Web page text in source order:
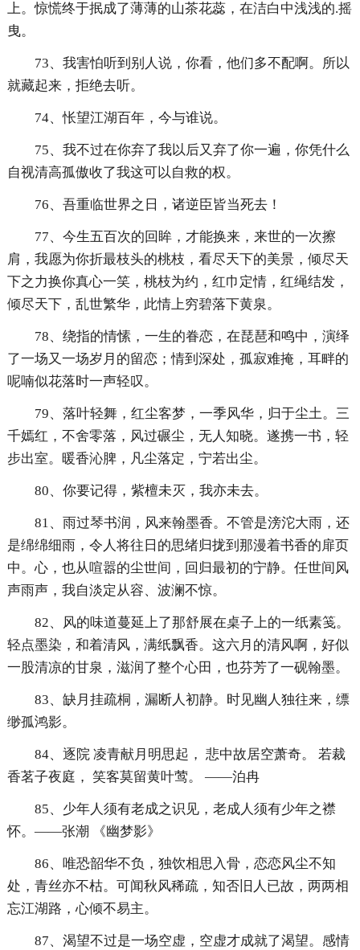
上。惊慌终于抿成了薄薄的山茶花蕊，在洁白中浅浅的.摇
曳。
73、我害怕听到别人说，你看，他们多不配啊。所以
就藏起来，拒绝去听。
74、怅望江湖百年，今与谁说。
75、我不过在你弃了我以后又弃了你一遍，你凭什么
自视清高孤傲收了我这可以自救的权。
76、吾重临世界之日，诸逆臣皆当死去！
77、今生五百次的回眸，才能换来，来世的一次擦
肩，我愿为你折最枝头的桃枝，看尽天下的美景，倾尽天
下之力换你真心一笑，桃枝为约，红巾定情，红绳结发，
倾尽天下，乱世繁华，此情上穷碧落下黄泉。
78、绕指的情愫，一生的眷恋，在琵琶和鸣中，演绎
了一场又一场岁月的留恋；情到深处，孤寂难掩，耳畔的
呢喃似花落时一声轻叹。
79、落叶轻舞，红尘客梦，一季风华，归于尘土。三
千嫣红，不舍零落，风过碾尘，无人知晓。遂携一书，轻
步出室。暖香沁脾，凡尘落定，宁若出尘。
80、你要记得，紫檀未灭，我亦未去。
81、雨过琴书润，风来翰墨香。不管是滂沱大雨，还
是绵绵细雨，令人将往日的思绪归拢到那漫着书香的扉页
中。心，也从喧嚣的尘世间，回归最初的宁静。任世间风
声雨声，我自淡定从容、波澜不惊。
82、风的味道蔓延上了那舒展在桌子上的一纸素笺。
轻点墨染，和着清风，满纸飘香。这六月的清风啊，好似
一股清凉的甘泉，滋润了整个心田，也芬芳了一砚翰墨。
83、缺月挂疏桐，漏断人初静。时见幽人独往来，缥
缈孤鸿影。
84、逐院 凌青献月明思起， 悲中故居空萧奇。 若裁
香茗子夜庭， 笑客莫留黄叶莺。 ——泊冉
85、少年人须有老成之识见，老成人须有少年之襟
怀。——张潮 《幽梦影》
86、唯恐韶华不负，独饮相思入骨，恋恋风尘不知
处，青丝亦不枯。可闻秋风稀疏，知否旧人已故，两两相
忘江湖路，心倾不易主。
87、渴望不过是一场空虚，空虚才成就了渴望。感情